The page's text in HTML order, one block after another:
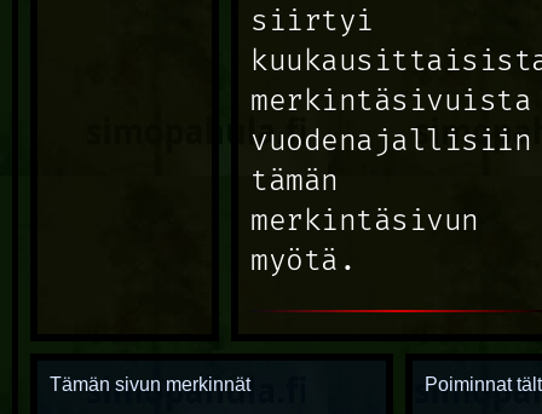
siirtyi
merkintäsivuista
vuodenajallisiin
tämän
merkintäsivun
myötä.
Tämän sivun merkinnät Poiminnat